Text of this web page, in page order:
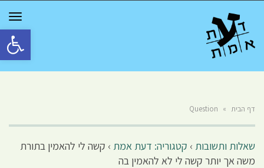
פתח
דף הבית »
Question
שאלות ותשובות › קטגוריה: דעת אמת › קשה לי להאמין בתורת
משה אך יותר קשה לי לא להאמין בה